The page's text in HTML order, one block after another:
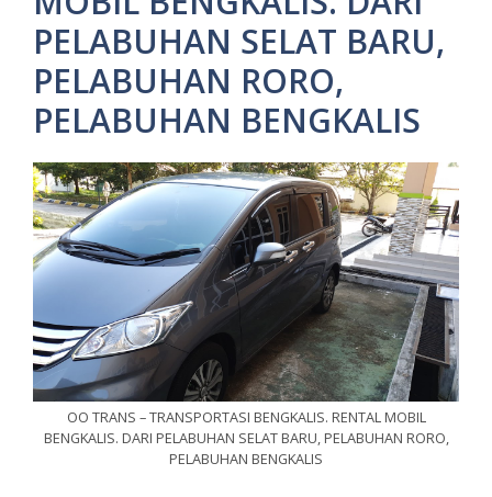
PELABUHAN SELAT BARU,
PELABUHAN RORO,
PELABUHAN BENGKALIS
OO TRANS – TRANSPORTASI BENGKALIS. RENTAL MOBIL
BENGKALIS. DARI PELABUHAN SELAT BARU, PELABUHAN RORO,
PELABUHAN BENGKALIS